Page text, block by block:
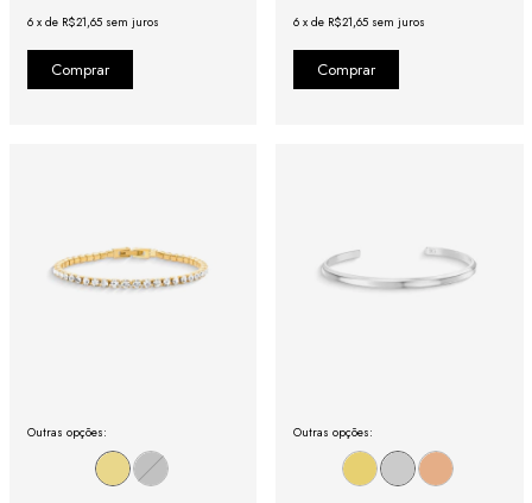
6 x de R$21,65 sem juros 6 x de R$21,65 sem juros
Outras opções: Outras opções: